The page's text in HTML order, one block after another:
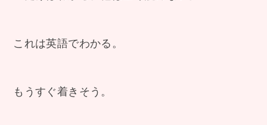
これは英語でわかる。
もうすぐ着きそう。